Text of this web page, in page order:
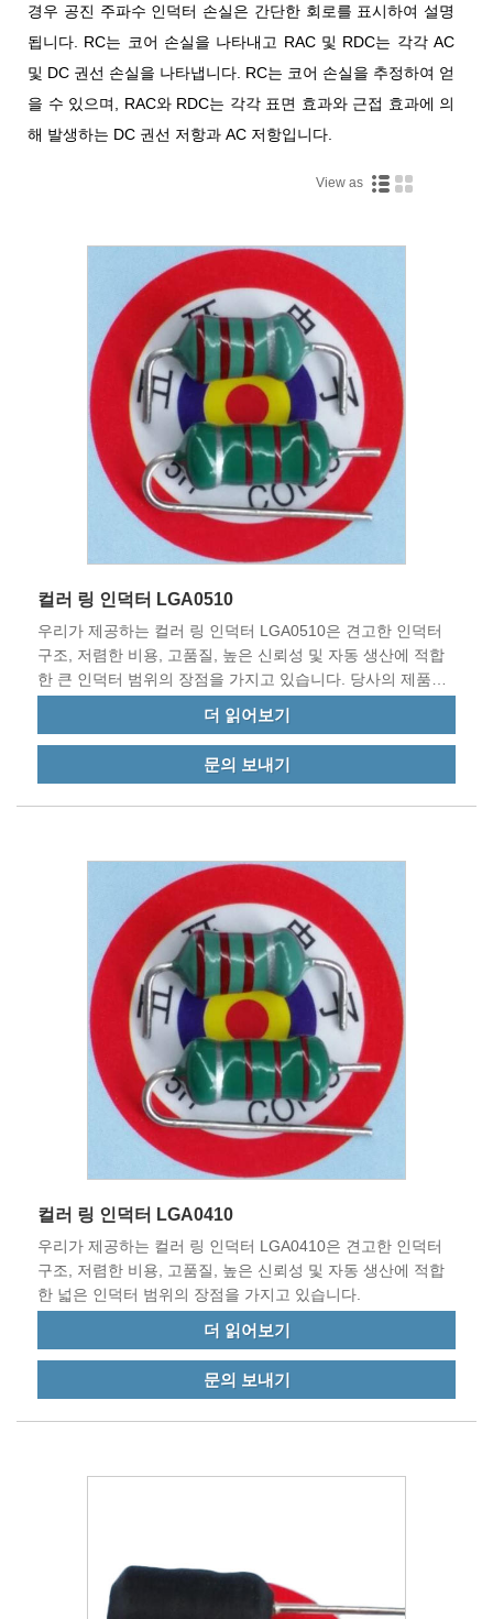
경우 공진 주파수 인덕터 손실은 간단한 회로를 표시하여 설명
됩니다. RC는 코어 손실을 나타내고 RAC 및 RDC는 각각 AC
및 DC 권선 손실을 나타냅니다. RC는 코어 손실을 추정하여 얻
을 수 있으며, RAC와 RDC는 각각 표면 효과와 근접 효과에 의
해 발생하는 DC 권선 저항과 AC 저항입니다.
View as
컬러 링 인덕터 LGA0510
우리가 제공하는 컬러 링 인덕터 LGA0510은 견고한 인덕터
구조, 저렴한 비용, 고품질, 높은 신뢰성 및 자동 생산에 적합
한 큰 인덕터 범위의 장점을 가지고 있습니다. 당사의 제품은
EU 표준을 충족하며 중국 및 전 세계 다른 국가로 수출됩니
더 읽어보기
문의 보내기
컬러 링 인덕터 LGA0410
우리가 제공하는 컬러 링 인덕터 LGA0410은 견고한 인덕터
구조, 저렴한 비용, 고품질, 높은 신뢰성 및 자동 생산에 적합
한 넓은 인덕터 범위의 장점을 가지고 있습니다.
더 읽어보기
문의 보내기